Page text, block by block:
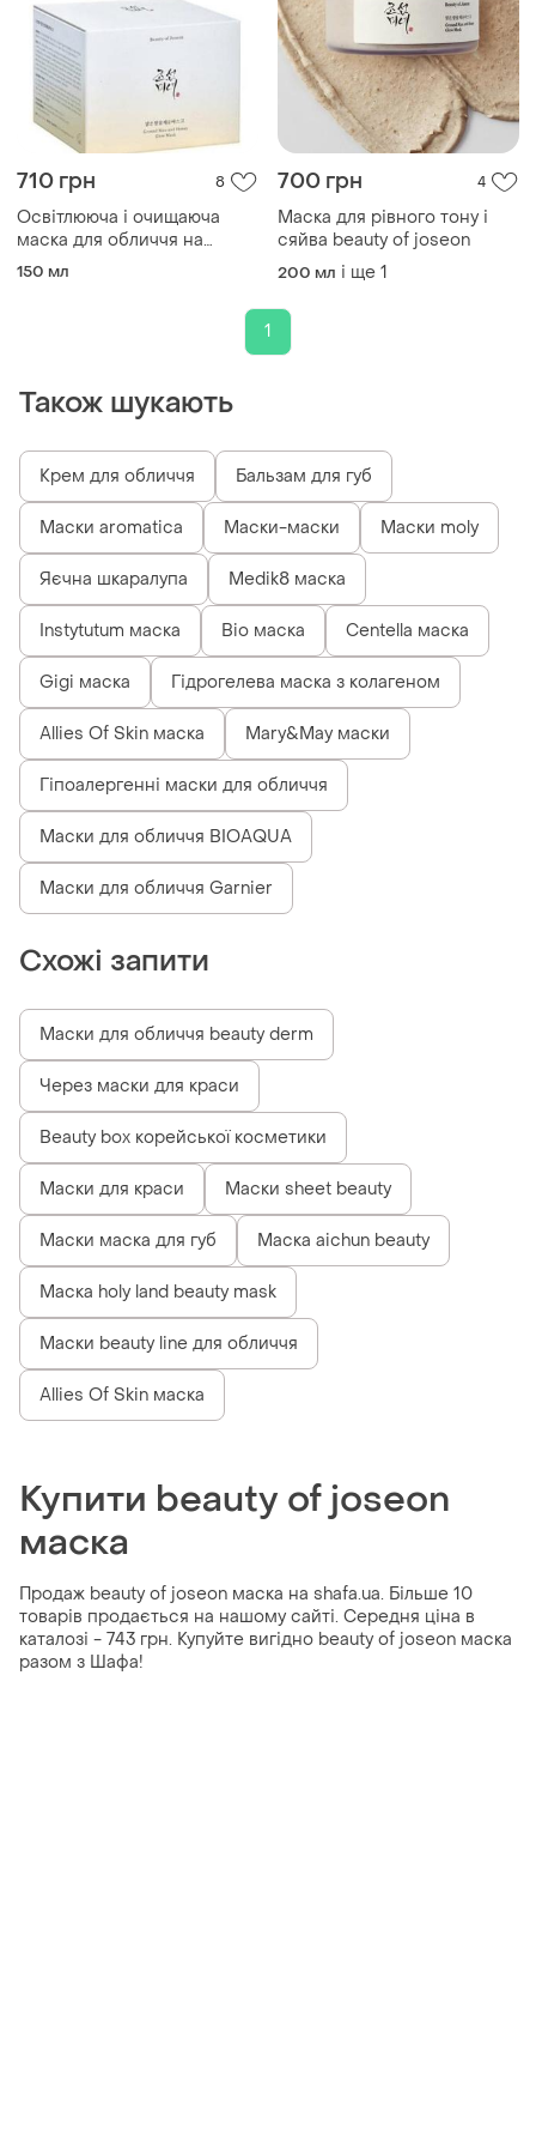
710 грн 8
Освітлююча і очищаюча
маска для обличчя на
основі рисових висівок і
150 мл
700 грн 4
Маска для рівного тону і
сяйва beauty of joseon
200 мл і ще 1
1
Також шукають
Крем для обличчя Бальзам для губ
Маски aromatica Маски-маски Маски moly
Яєчна шкаралупа Medik8 маска
Instytutum маска Bio маска Centella маска
Gigi маска Гідрогелева маска з колагеном
Allies Of Skin маска Mary&May маски
Гіпоалергенні маски для обличчя
Маски для обличчя BIOAQUA
Маски для обличчя Garnier
Схожі запити
Маски для обличчя beauty derm
Через маски для краси
Beauty box корейської косметики
Маски для краси Маски sheet beauty
Маски маска для губ Маска aichun beauty
Маска holy land beauty mask
Маски beauty line для обличчя
Allies Of Skin маска
Купити beauty of joseon
маска
Продаж beauty of joseon маска на shafa.ua. Більше 10
товарів продається на нашому сайті. Середня ціна в
каталозі - 743 грн. Купуйте вигідно beauty of joseon маска
разом з Шафа!